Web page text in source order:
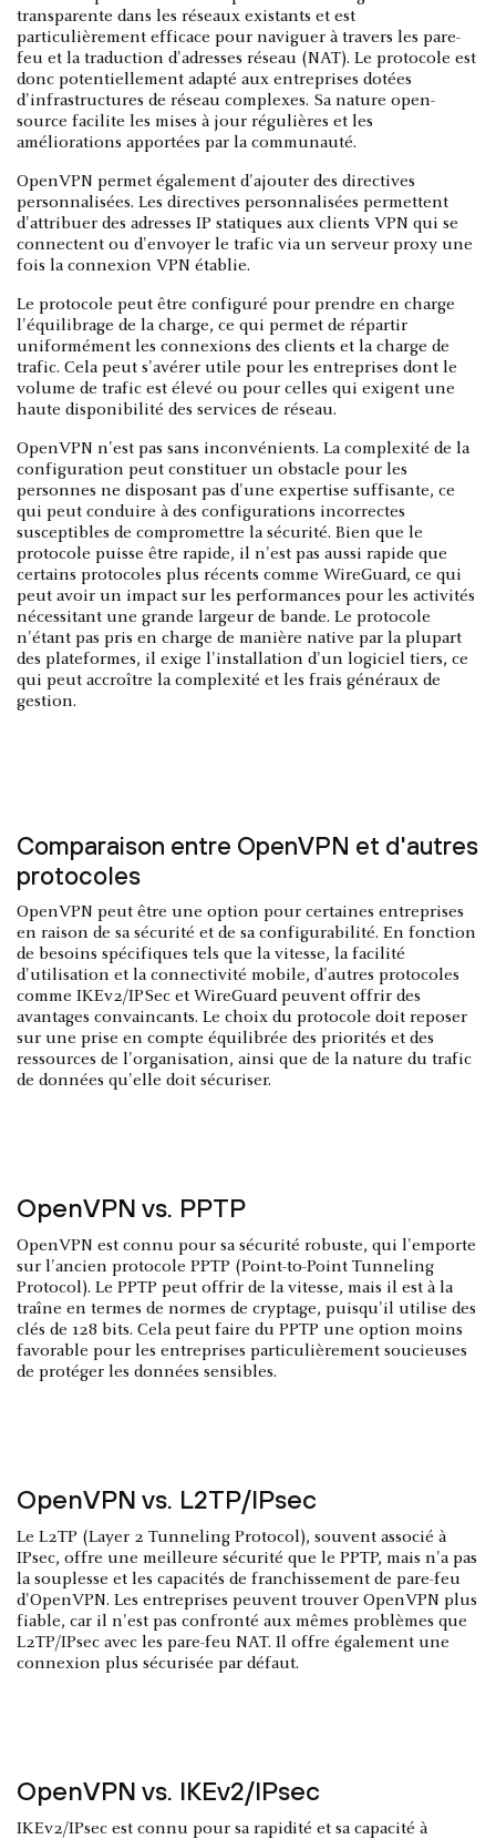
transparente dans les réseaux existants et est
particulièrement efficace pour naviguer à travers les pare-
feu et la traduction d'adresses réseau (NAT). Le protocole est
donc potentiellement adapté aux entreprises dotées
d'infrastructures de réseau complexes. Sa nature open-
source facilite les mises à jour régulières et les
améliorations apportées par la communauté.
OpenVPN permet également d'ajouter des directives
personnalisées. Les directives personnalisées permettent
d'attribuer des adresses IP statiques aux clients VPN qui se
connectent ou d'envoyer le trafic via un serveur proxy une
fois la connexion VPN établie.
Le protocole peut être configuré pour prendre en charge
l'équilibrage de la charge, ce qui permet de répartir
uniformément les connexions des clients et la charge de
trafic. Cela peut s'avérer utile pour les entreprises dont le
volume de trafic est élevé ou pour celles qui exigent une
haute disponibilité des services de réseau.
OpenVPN n'est pas sans inconvénients. La complexité de la
configuration peut constituer un obstacle pour les
personnes ne disposant pas d'une expertise suffisante, ce
qui peut conduire à des configurations incorrectes
susceptibles de compromettre la sécurité. Bien que le
protocole puisse être rapide, il n'est pas aussi rapide que
certains protocoles plus récents comme WireGuard, ce qui
peut avoir un impact sur les performances pour les activités
nécessitant une grande largeur de bande. Le protocole
n'étant pas pris en charge de manière native par la plupart
des plateformes, il exige l'installation d'un logiciel tiers, ce
qui peut accroître la complexité et les frais généraux de
gestion.
Comparaison entre OpenVPN et d'autres
protocoles
OpenVPN peut être une option pour certaines entreprises
en raison de sa sécurité et de sa configurabilité. En fonction
de besoins spécifiques tels que la vitesse, la facilité
d'utilisation et la connectivité mobile, d'autres protocoles
comme IKEv2/IPSec et WireGuard peuvent offrir des
avantages convaincants. Le choix du protocole doit reposer
sur une prise en compte équilibrée des priorités et des
ressources de l'organisation, ainsi que de la nature du trafic
de données qu'elle doit sécuriser.
OpenVPN vs. PPTP
OpenVPN est connu pour sa sécurité robuste, qui l'emporte
sur l'ancien protocole PPTP (Point-to-Point Tunneling
Protocol). Le PPTP peut offrir de la vitesse, mais il est à la
traîne en termes de normes de cryptage, puisqu'il utilise des
clés de 128 bits. Cela peut faire du PPTP une option moins
favorable pour les entreprises particulièrement soucieuses
de protéger les données sensibles.
OpenVPN vs. L2TP/IPsec
Le L2TP (Layer 2 Tunneling Protocol), souvent associé à
IPsec, offre une meilleure sécurité que le PPTP, mais n'a pas
la souplesse et les capacités de franchissement de pare-feu
d'OpenVPN. Les entreprises peuvent trouver OpenVPN plus
fiable, car il n'est pas confronté aux mêmes problèmes que
L2TP/IPsec avec les pare-feu NAT. Il offre également une
connexion plus sécurisée par défaut.
OpenVPN vs. IKEv2/IPsec
IKEv2/IPsec est connu pour sa rapidité et sa capacité à